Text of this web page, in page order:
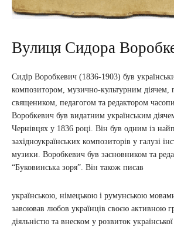
Вулиця Сидора
Сидір Воробкевич (1836-1903) був
композитором, музично-культурним діячем,
священиком, педагогом та редактором
Воробкевич був видатним українським
Чернівцях у 1836 році. Він був одним із
західноукраїнських композиторів у галузі
музики. Воробкевич був засновником та
“Буковинська зоря”. Він також писав
українською, німецькою і румунською
завоював любов українців своєю активною
діяльністю та внеском у розвиток